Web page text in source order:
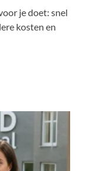
je doet: snel
kosten en